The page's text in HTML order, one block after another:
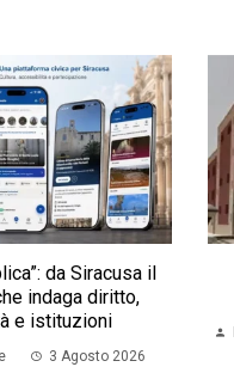
da Siracusa il
indaga diritto,
e istituzioni
3 Agosto 2026